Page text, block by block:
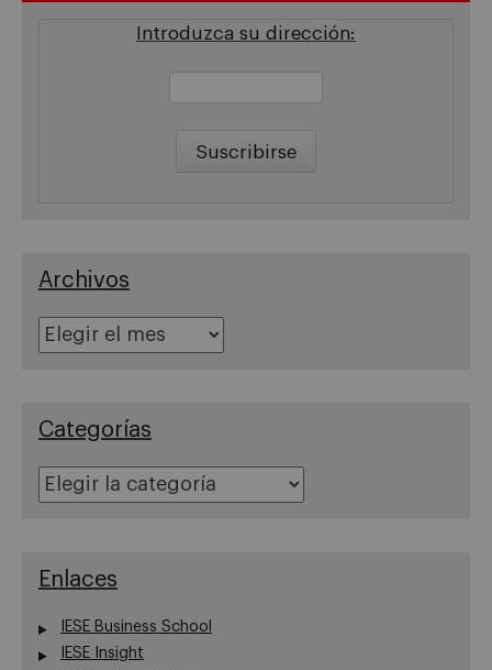
Introduzca su dirección:
Archivos
Categorías
Enlaces
IESE Business School
IESE Insight